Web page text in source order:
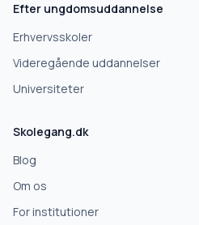
Efter ungdomsuddannelse
Erhvervsskoler
Videregående uddannelser
Universiteter
Skolegang.dk
Blog
Om os
For institutioner